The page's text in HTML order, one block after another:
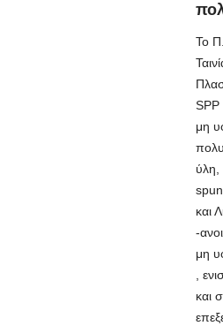
Το
SPP
μη
ύλη,
και
-
μη
,
και